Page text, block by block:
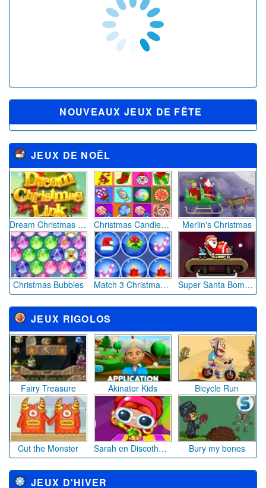
Gift Rush Snow Ball Sarah fête Pâques 2014
La Reine des Neiges Halloween Santa's Coming Santa's Snow Rush
Cuisine de Sara Repas de Noël
Halloween Monster Hunt Bain de bébé à Noël Cuisine de Sara Cookies de Noël Sucre d'orge
Christmas Gifts Push Ultimate Santa Battle Regular Show : High Flying Halloween